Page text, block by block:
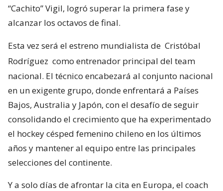
“Cachito” Vigil, logró superar la primera fase y
alcanzar los octavos de final.
Esta vez será el estreno mundialista de Cristóbal
Rodríguez como entrenador principal del team
nacional. El técnico encabezará al conjunto nacional
en un exigente grupo, donde enfrentará a Países
Bajos, Australia y Japón, con el desafío de seguir
consolidando el crecimiento que ha experimentado
el hockey césped femenino chileno en los últimos
años y mantener al equipo entre las principales
selecciones del continente.
Y a solo días de afrontar la cita en Europa, el coach